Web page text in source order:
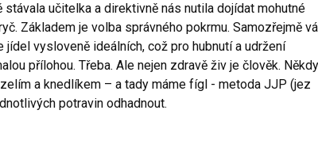
učitelka a direktivně nás nutila dojídat mohutné
Základem je volba správného pokrmu. Samozřejmě
vysloveně ideálních, což pro hubnutí a udržení
přílohou. Třeba. Ale nejen zdravě živ je člověk. Někdy
a knedlíkem – a tady máme fígl - metoda JJP (jez
potravin odhadnout.